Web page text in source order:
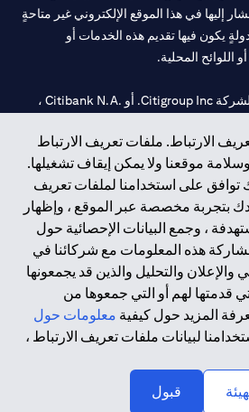
الارتباط. ملفات تعريف الارتباط
موقعنا ولا يمكن إيقاف تشغيلها.
توافق على استخدامنا لملفات تعريف
بتجربة مخصصة عبر الموقع ، وإظهار
، وجمع البيانات الإحصائية حول
هذه المعلومات مع شركائنا في
والإعلان والتحليل والذين قد يجمعونها
قدمتها لهم أو التي جمعوها من
المزيد حول كيفية معلومات حول
لبيانات ملفات تعريف الارتباط ،
قبول
إليها في هذا الموقع الإلكتروني غير متاحةٍ
يكون فيها تقديم هذه الخدمات أو
اللوائح المحلية.
سيتي بنك هي علامة خدمة لشركة Citigroup Inc. أو .Citibank N.A ،
مسجل لدى مصرف الإمارات المركزي تحت
أرقام التراخيص 202563 لفرع الوصل في دبي، 531989 لفرع مول
CN-لفرع أبوظبي. هاتف: 4000 311 04.
العربية المتحدة مرخص من مصرف
كفرع لبنك أجنبي.
المتحدة مرخص من هيئة الأوراق المالية
والسلع في الإمارات العربية المتحدة ("SCA") للقيام بالنشاط المالي لـ أ)
والترويج بموجب ترخيص رقم
ب) وسيط تداول في الأسواق الدولية بموجب ترخيص
انك.